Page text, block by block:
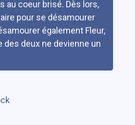
au coeur brisé. Dès lors,
pour se désamourer
également Fleur,
des deux ne devienne un